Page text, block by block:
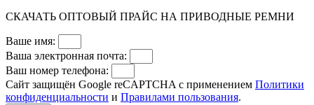
СКАЧАТЬ ОПТОВЫЙ ПРАЙС НА ПРИВОДНЫЕ РЕМНИ
Ваше имя:
Ваша электронная почта:
Ваш номер телефона:
Сайт защищён Google reCAPTCHA с применением Политики
конфиденциальности и Правилами пользования.